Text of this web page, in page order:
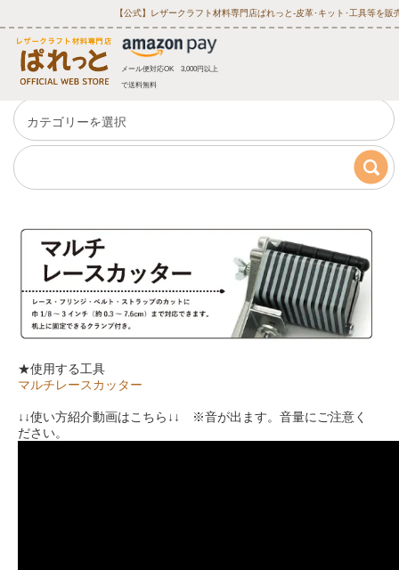
【公式】レザークラフト材料専門店ぱれっと‐皮革･キット･工具等を販
メール便対応OK 3,000円以上
で送料無料
★使用する工具
マルチレースカッター
↓↓使い方紹介動画はこちら↓↓ ※音が出ます。音量にご注意く
ださい。